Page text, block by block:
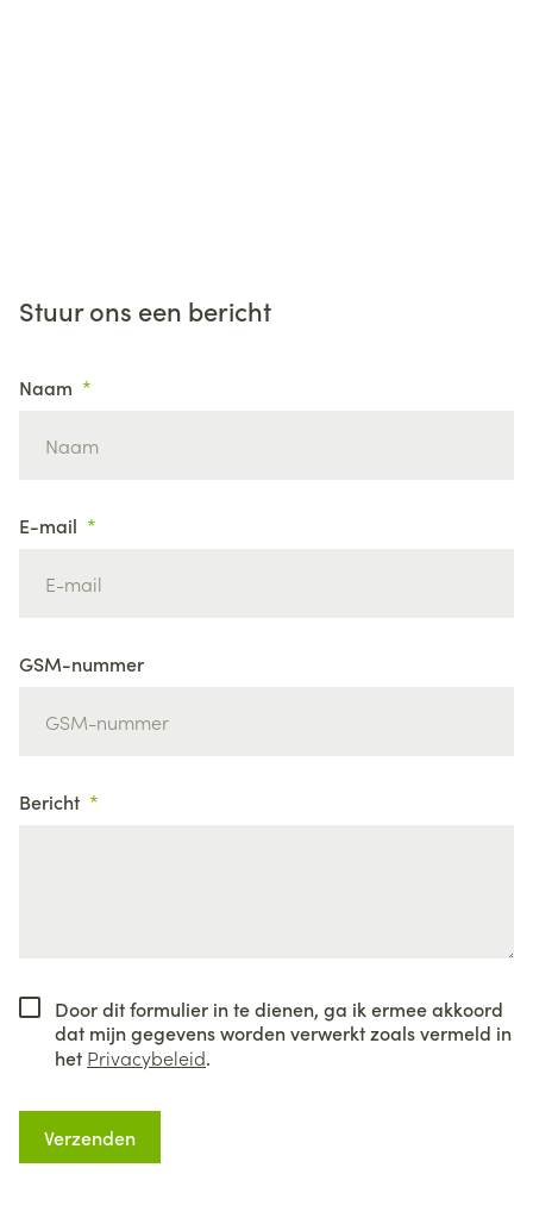
Stuur ons een bericht
Naam
E-mail
GSM-nummer
Bericht
Door dit formulier in te dienen, ga ik ermee akkoord
dat mijn gegevens worden verwerkt zoals vermeld in
het Privacybeleid.
Verzenden